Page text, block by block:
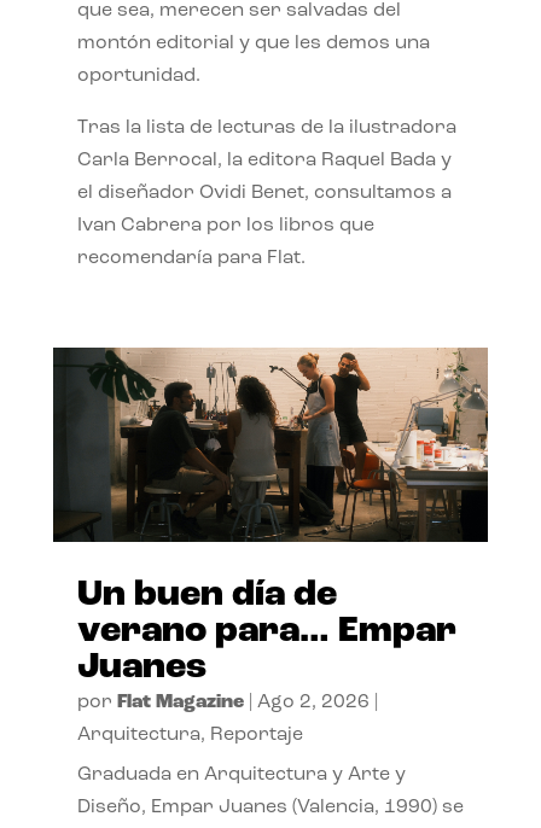
que sea, merecen ser salvadas del
montón editorial y que les demos una
oportunidad.
Tras la lista de lecturas de la ilustradora
Carla Berrocal, la editora Raquel Bada y
el diseñador Ovidi Benet, consultamos a
Ivan Cabrera por los libros que
recomendaría para Flat.
Un buen día de
verano para… Empar
Juanes
por Flat Magazine| Ago 2, 2026
Arquitectura, Reportaje
Graduada en Arquitectura y Arte y
Diseño, Empar Juanes (Valencia, 1990) se